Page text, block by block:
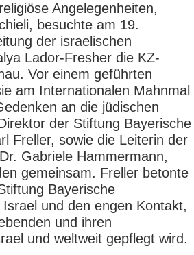
Angelegenheiten,
besuchte am 19.
der israelischen
Lador-Fresher die KZ-
Vor einem geführten
am Internationalen Mahnmal
an die jüdischen
der Stiftung Bayerische
Freller, sowie die Leiterin der
Gabriele Hammermann,
gemeinsam. Freller betonte
Bayerische
und den engen Kontakt,
und ihren
und weltweit gepflegt wird.